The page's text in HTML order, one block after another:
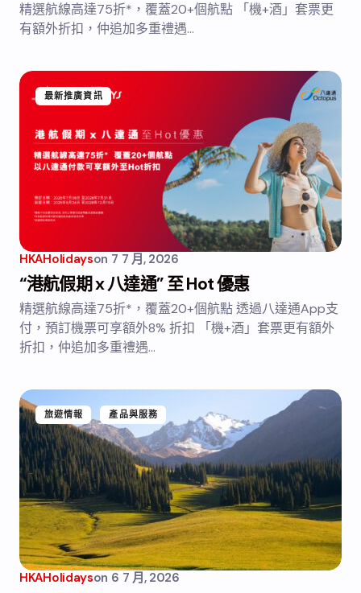
精選航線高達75折*，覆蓋20+個航點 「機+酒」套票更
有額外折扣，仲追加多重禮遇…
最新推廣資訊
HKAHolidayson 7 7 月, 2026
“港航假期 x 八達通” 至 Hot 優惠
精選航線高達75折*，覆蓋20+個航點 透過八達通App支
付，預訂機票可享額外8% 折扣 「機+酒」套票更有額外
折扣，仲追加多重禮遇…
旅遊情報 產品與服務
HKAHolidayson 6 7 月, 2026